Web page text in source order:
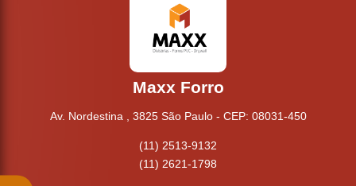
Maxx Forro
Av. Nordestina , 3825 São Paulo - CEP: 08031-450
(11) 2513-9132
(11) 2621-1798